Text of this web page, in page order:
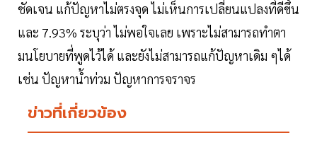
ชัดเจน แก้ปัญหาไม่ตรงจุด ไม่เห็นการเปลี่ยนแปลงที่ดีขึ้น
และ 7.93% ระบุว่า ไม่พอใจเลย เพราะไม่สามารถทำตา
มนโยบายที่พูดไว้ได้ และยังไม่สามารถแก้ปัญหาเดิม ๆได้
เช่น ปัญหาน้ำท่วม ปัญหาการจราจร
ข่าวที่เกี่ยวข้อง